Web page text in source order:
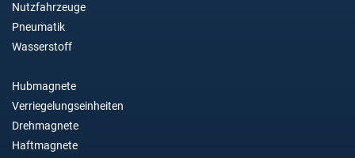
Nutzfahrzeuge
Pneumatik
Wasserstoff
Hubmagnete
Verriegelungseinheiten
Drehmagnete
Haftmagnete